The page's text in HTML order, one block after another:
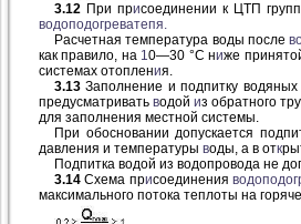
3.12 При присоединении к ЦТП
водоподогреватепя.
Расчетная температура воды после
как правило, на 10—30 °С ниже
системах отопления.
3.13 Заполнение и подпитку водяных
предусматриватьводойиз обратного
для заполнения местной системы.
При обосновании допускается
давления и температуры воды, а в отк
Подпитка водой из водопровода не
3.14 Схема присоединения
максимального потока теплоты на